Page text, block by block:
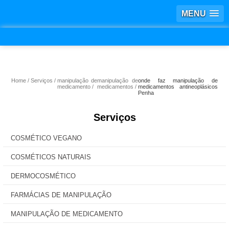
MENU
Home Serviços
manipulação de
medicamento
manipulação de
medicamentos
onde faz manipulação de
medicamentos antineoplásicos
Penha
Serviços
COSMÉTICO VEGANO
COSMÉTICOS NATURAIS
DERMOCOSMÉTICO
FARMÁCIAS DE MANIPULAÇÃO
MANIPULAÇÃO DE MEDICAMENTO